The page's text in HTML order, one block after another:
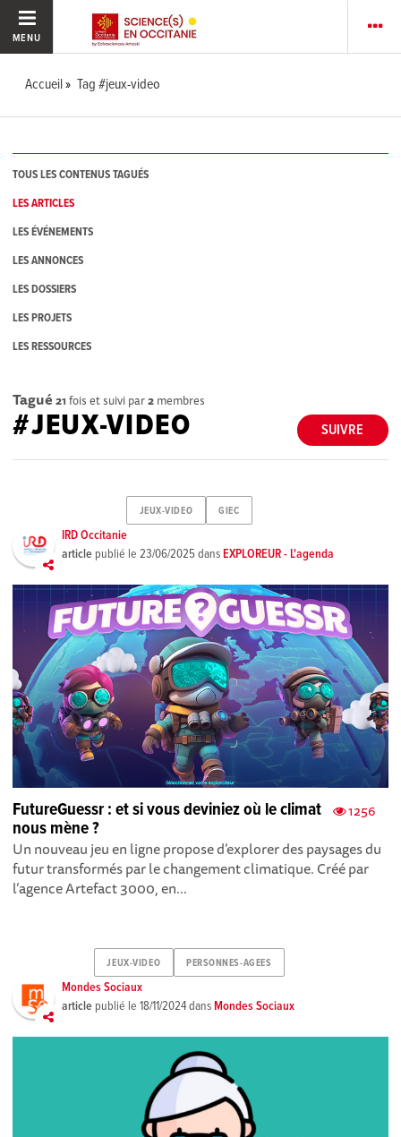
MENU
Accueil Tag #jeux-video
TOUS LES CONTENUS TAGUÉS
LES ARTICLES
LES ÉVÉNEMENTS
LES ANNONCES
LES DOSSIERS
LES PROJETS
LES RESSOURCES
Tagué 21 fois et suivi par2 membres
SUIVRE
#JEUX-VIDEO
JEUX-VIDEO GIEC
IRD Occitanie
article publié le23/06/2025dansEXPLOREUR - L'agenda
1256
FutureGuessr : et si vous deviniez où le climat
nous mène ?
Un nouveau jeu en ligne propose d’explorer des paysages du
futur transformés par le changement climatique. Créé par
l’agence Artefact 3000, en...
JEUX-VIDEO PERSONNES-AGEES
Mondes Sociaux
article publié le18/11/2024dansMondes Sociaux